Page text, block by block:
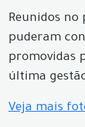
Reunidos no
puderam
promovidas
última
Veja mais